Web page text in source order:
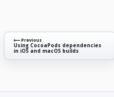
⟵ Previous
Using CocoaPods dependencies
in iOS and macOS builds